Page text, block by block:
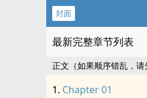
封面
最新完整章节列表
正文（如果顺序错乱，请
Chapter 01